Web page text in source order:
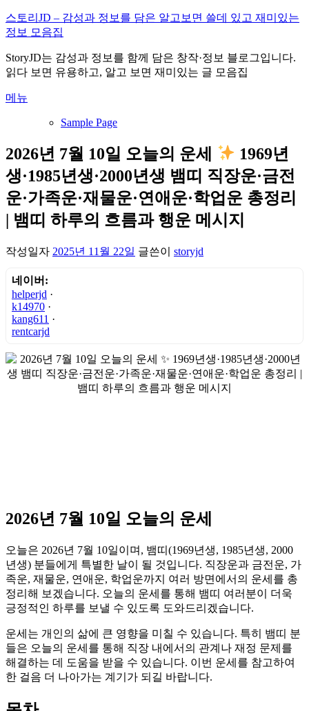
내
용
로
바
가
스토리JD – 감성과 정보를 담은 알고보면 쓸데 있고 재미있는
정보 모음집
StoryJD는 감성과 정보를 함께 담은 창작·정보 블로그입니다.
읽다 보면 유용하고, 알고 보면 재미있는 글 모음집
메뉴
Sample Page
2026년 7월 10일 오늘의 운세
1969년
생·1985년생·2000년생 뱀띠 직장운·금전
운·가족운·재물운·연애운·학업운 총정리
| 뱀띠 하루의 흐름과 행운 메시지
작성일자 2025년 11월 22일 글쓴이 storyjd
네이버:
helperjd ·
k14970 ·
kang611 ·
rentcarjd
2026년 7월 10일 오늘의 운세
오늘은 2026년 7월 10일이며, 뱀띠(1969년생, 1985년생, 2000
년생) 분들에게 특별한 날이 될 것입니다. 직장운과 금전운, 가
족운, 재물운, 연애운, 학업운까지 여러 방면에서의 운세를 총
정리해 보겠습니다. 오늘의 운세를 통해 뱀띠 여러분이 더욱
긍정적인 하루를 보낼 수 있도록 도와드리겠습니다.
운세는 개인의 삶에 큰 영향을 미칠 수 있습니다. 특히 뱀띠 분
들은 오늘의 운세를 통해 직장 내에서의 관계나 재정 문제를
해결하는 데 도움을 받을 수 있습니다. 이번 운세를 참고하여
한 걸음 더 나아가는 계기가 되길 바랍니다.